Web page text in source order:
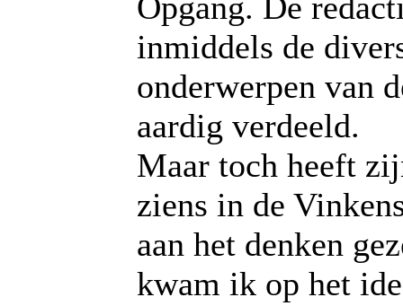
inmiddels de
onderwerpen van
aardig verdeeld.
Maar toch heeft
ziens in de
aan het denken
kwam ik op het